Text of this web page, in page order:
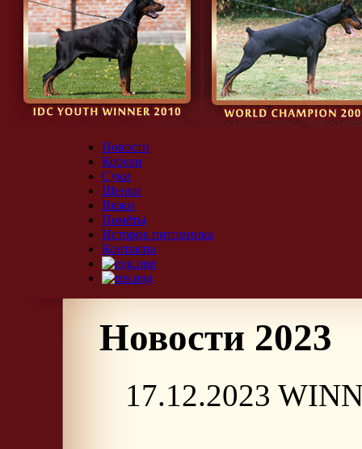
Новости
Кобели
Суки
Щенки
Вязки
Помёты
История питомника
Контакты
Новости 2023
17.12.2023